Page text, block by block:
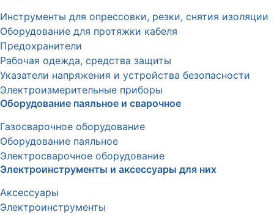
Инструменты для опрессовки, резки, снятия изоляции
Оборудование для протяжки кабеля
Предохранители
Рабочая одежда, средства защиты
Указатели напряжения и устройства безопасности
Электроизмерительные приборы
Оборудование паяльное и сварочное
Газосварочное оборудование
Оборудование паяльное
Электросварочное оборудование
Электроинструменты и аксессуары для них
Аксессуары
Электроинструменты